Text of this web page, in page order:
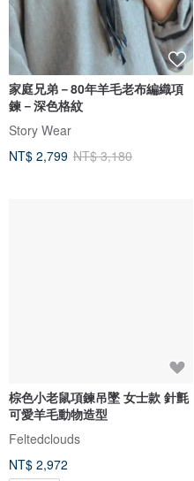
家庭兄弟－80年羊毛老布編織項
鍊－深色格紋
Story Wear
NT$ 2,799 NT$ 3,180
棕色小老鼠項鍊吊墜 女士款 針氈
可愛羊毛動物造型
Feltedclouds
NT$ 2,972